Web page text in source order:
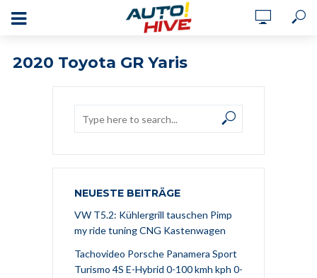
2020 Toyota GR Yaris
NEUESTE BEITRÄGE
VW T5.2: Kühlergrill tauschen Pimp
my ride tuning CNG Kastenwagen
Tachovideo Porsche Panamera Sport
Turismo 4S E-Hybrid 0-100 kmh kph 0-